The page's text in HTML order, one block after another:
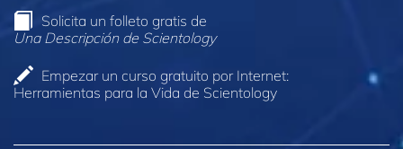
Solicita un folleto gratis de
Una Descripción de Scientology
Empezar un curso gratuito por Internet:
Herramientas para la Vida de Scientology